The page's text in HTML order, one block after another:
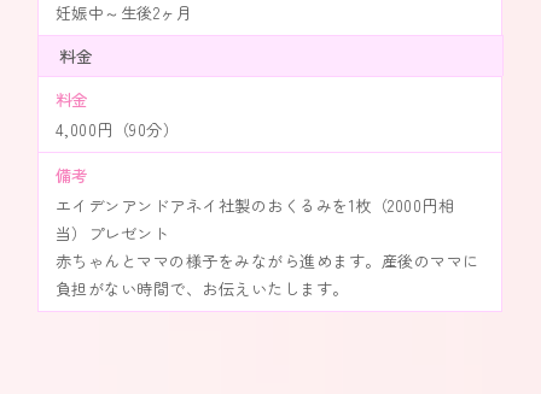
妊娠中～生後2ヶ月
料金
料金
4,000円（90分）
備考
エイデンアンドアネイ社製のおくるみを1枚（2000円相
当）プレゼント
赤ちゃんとママの様子をみながら進めます。産後のママに
負担がない時間で、お伝えいたします。